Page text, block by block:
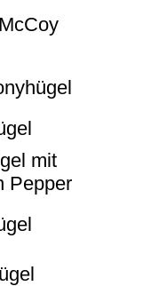
mit
Pepper